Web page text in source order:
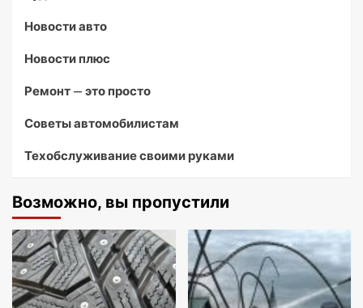
Новости авто
Новости плюс
Ремонт — это просто
Советы автомобилистам
Техобслуживание своими руками
Возможно, вы пропустили